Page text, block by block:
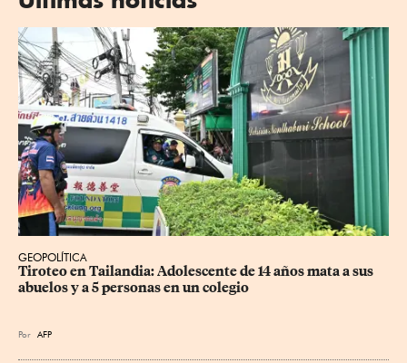
GEOPOLÍTICA
Tiroteo en Tailandia: Adolescente de 14 años mata a sus
abuelos y a 5 personas en un colegio
Por AFP